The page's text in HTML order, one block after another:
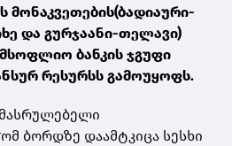
მონაკვეთების(ბადიაური-
და გურჯაანი-თელავი)
ბანკის ჯგუფი
რესურსს გამოუყოფს.
ბორდზე დაამტკიცა სესხი